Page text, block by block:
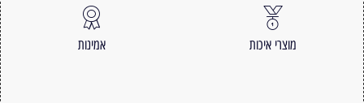
מוצרי איכות אמינות